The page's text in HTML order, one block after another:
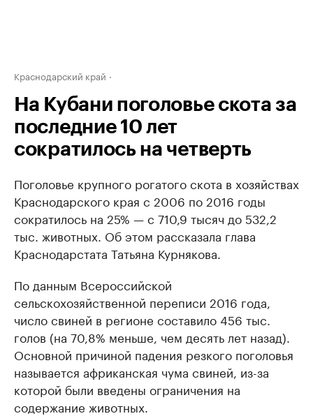
Краснодарский край
На Кубани поголовье скота за
последние 10 лет
сократилось на четверть
Поголовье крупного рогатого скота в хозяйствах
Краснодарского края с 2006 по 2016 годы
сократилось на 25% — с 710,9 тысяч до 532,2
тыс. животных. Об этом рассказала глава
Краснодарстата Татьяна Курнякова.
По данным Всероссийской
сельскохозяйственной переписи 2016 года,
число свиней в регионе составило 456 тыс.
голов (на 70,8% меньше, чем десять лет назад).
Основной причиной падения резкого поголовья
называется африканская чума свиней, из-за
которой были введены ограничения на
содержание животных.